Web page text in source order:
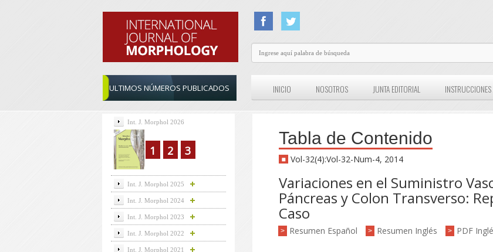
ULTIMOS NÚMEROS PUBLICADOS INICIO NOSOTROS JUNTA EDITORIAL
Tabla de Contenido
Vol-32(4):Vol-32-Num-4, 2014
Variaciones en el Suministro
Páncreas y Colon Transverso:
Caso
> Resumen Español > Resumen Inglés > PDF
Int. J. Morphol 2026
1 2 3
Int. J. Morphol 2025
Int. J. Morphol 2024
Int. J. Morphol 2023
Int. J. Morphol 2022
Int. J. Morphol 2021